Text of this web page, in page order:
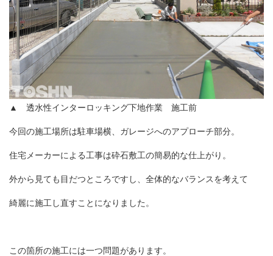
▲ 透水性インターロッキング下地作業 施工前
今回の施工場所は駐車場横、ガレージへのアプローチ部分。
住宅メーカーによる工事は砕石敷工の簡易的な仕上がり。
外から見ても目だつところですし、全体的なバランスを考えて
綺麗に施工し直すことになりました。
この箇所の施工には一つ問題があります。